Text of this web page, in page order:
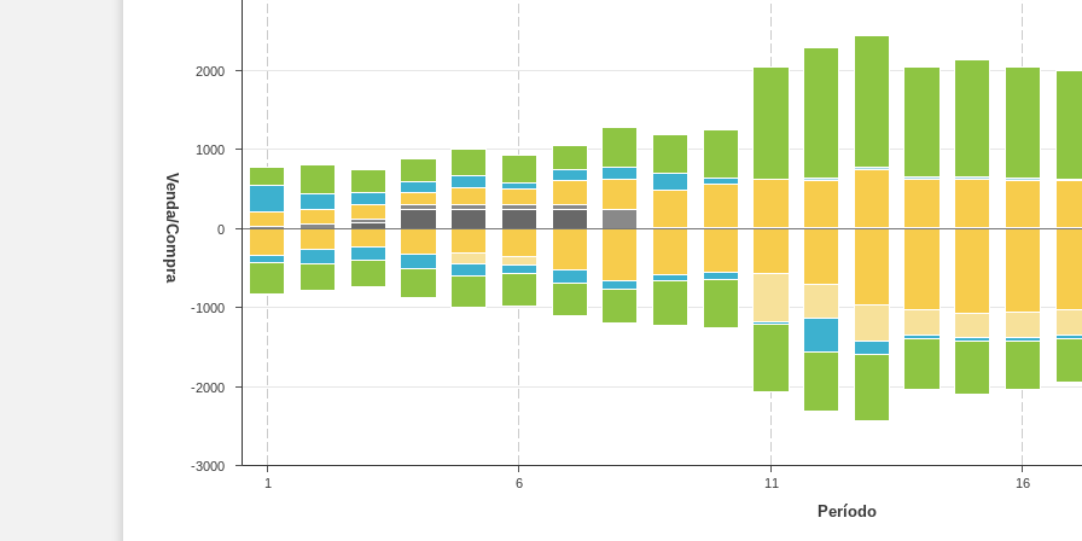
Período
Venda/Compra
1 6 11 16
-3000
-2000
-1000
0
1000
2000